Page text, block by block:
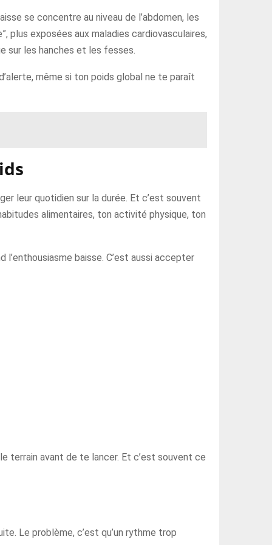
se concentre au niveau de l’abdomen, les
plus exposées aux maladies cardiovasculaires,
sur les hanches et les fesses.
même si ton poids global ne te paraît
leur quotidien sur la durée. Et c’est souvent
alimentaires, ton activité physique, ton
baisse. C’est aussi accepter
terrain avant de te lancer. Et c’est souvent ce
Le problème, c’est qu’un rythme trop